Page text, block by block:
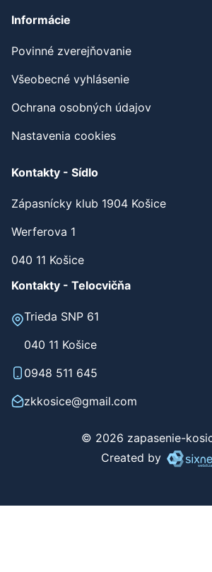
Informácie
Povinné zverejňovanie
Všeobecné vyhlásenie
Ochrana osobných údajov
Nastavenia cookies
Kontakty - Sídlo
Zápasnícky klub 1904 Košice
Werferova 1
040 11 Košice
Kontakty - Telocvičňa
Trieda SNP 61
040 11 Košice
0948 511 645
zkkosice@gmail.com
© 2026 zapasenie-
Created by